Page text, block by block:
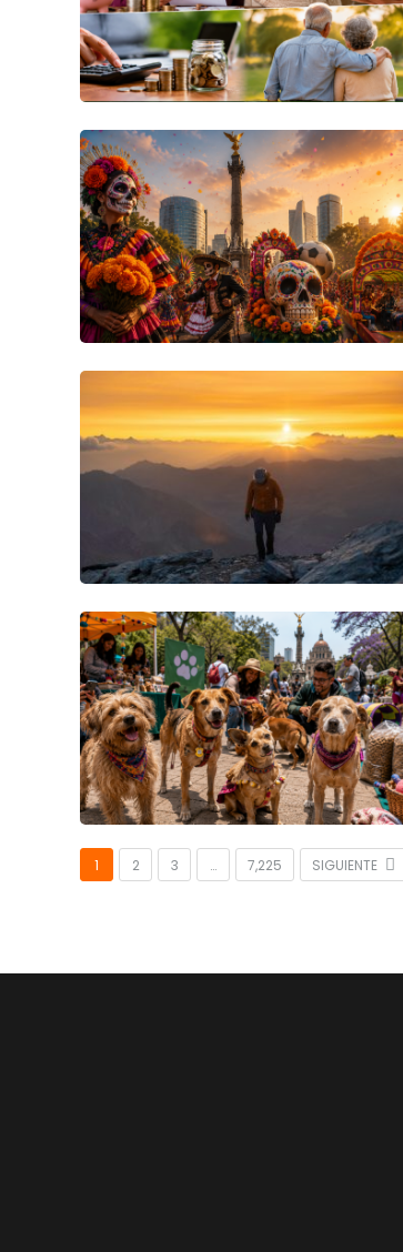
1 2 3 … 7,225 SIGUIENTE